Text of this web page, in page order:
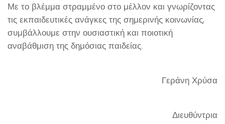
Με το βλέμμα στραμμένο στο μέλλον και γνωρίζοντας
τις εκπαιδευτικές ανάγκες της σημερινής κοινωνίας,
συμβάλλουμε στην ουσιαστική και ποιοτική
αναβάθμιση της δημόσιας παιδείας.
Γεράνη Χρύσα
Διευθύντρια